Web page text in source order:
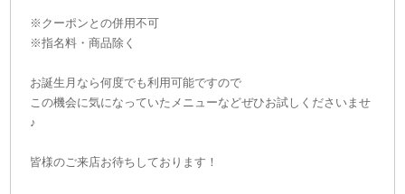
※クーポンとの併用不可
※指名料・商品除く
お誕生月なら何度でも利用可能ですので
この機会に気になっていたメニューなどぜひお試しくださいませ
♪
皆様のご来店お待ちしております！